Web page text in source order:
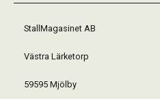
StallMagasinet AB
Västra Lärketorp
59595 Mjölby